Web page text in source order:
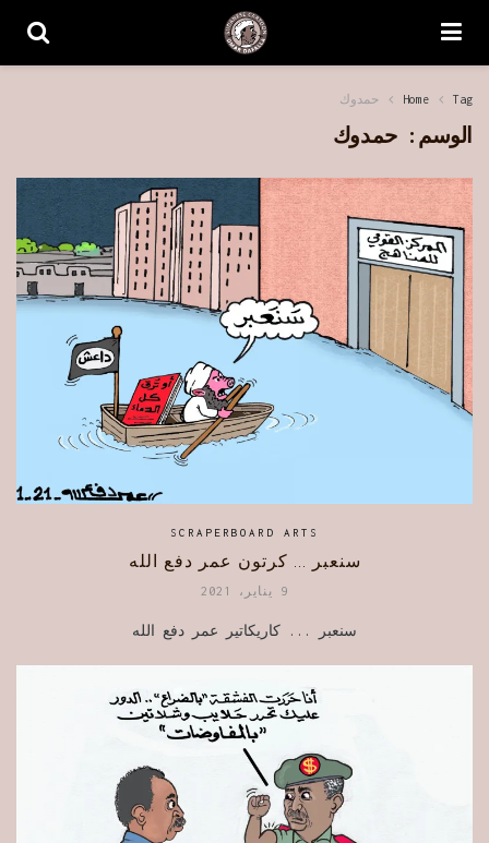
Home Tag حمدوك
الوسم:حمدوك
SCRAPERBOARD ARTS
سنعبر … كرتون عمر دفع الله
9 يناير، 2021
سنعبر ... كاريكاتير عمر دفع الله